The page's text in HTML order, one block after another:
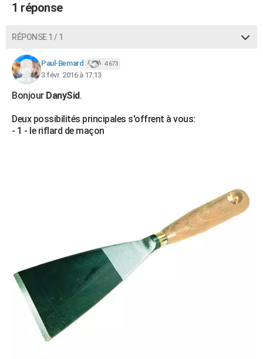
BONS PLANS
CARTE DE VOEUX
Carte de Noël
Carte Bonne année
Carte Saint-Valentin
Carte Pâques
Carte d'anniversaire
DICTIONNAIRE
Dictionnaire
Biographies
Citations
Expressions
Proverbes
PROGRAMME TV
S'inscrire
Se connecter
Lycées
Collèges
Primaires
Universités
Entreprises
Service militaire
Avis de recherche
AVIS DE DÉCÈS
1 réponse
RÉPONSE 1 / 1
Paul-Bernard 4 673
3 févr. 2016 à 17:13
Bonjour DanySid.
Deux possibilités principales s'offrent à vous:
- 1 - le riflard de maçon